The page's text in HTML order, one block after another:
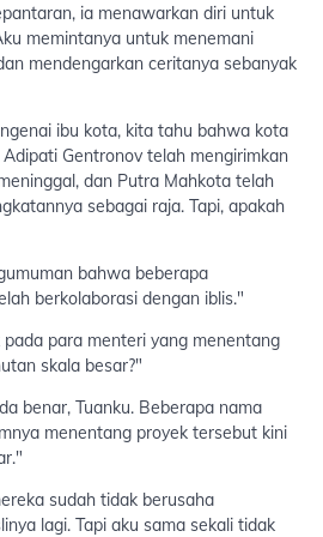
ia menawarkan diri untuk
memintanya untuk menemani
mendengarkan ceritanya sebanyak
ibu kota, kita tahu bahwa kota
Gentronov telah mengirimkan
dan Putra Mahkota telah
sebagai raja. Tapi, apakah
bahwa beberapa
berkolaborasi dengan iblis."
para menteri yang menentang
skala besar?"
benar, Tuanku. Beberapa nama
menentang proyek tersebut kini
sudah tidak berusaha
lagi. Tapi aku sama sekali tidak